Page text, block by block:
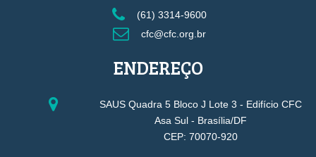
(61) 3314-9600
cfc@cfc.org.br
ENDEREÇO
SAUS Quadra 5 Bloco J Lote 3 - Edifício CFC
Asa Sul - Brasília/DF
CEP: 70070-920